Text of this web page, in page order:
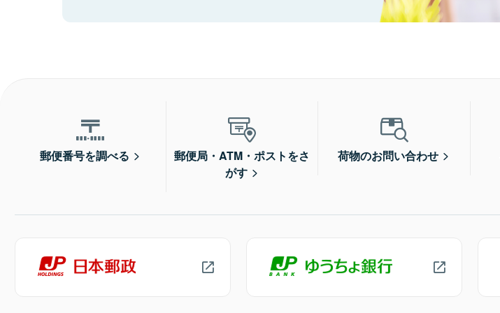
郵便番号を調べる
郵便局・ATM・ポストをさ
がす
荷物のお問い合わせ